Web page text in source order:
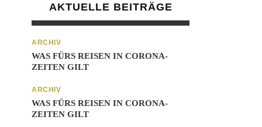
AKTUELLE BEITRÄGE
ARCHIV
WAS FÜRS REISEN IN CORONA-
ZEITEN GILT
ARCHIV
WAS FÜRS REISEN IN CORONA-
ZEITEN GILT